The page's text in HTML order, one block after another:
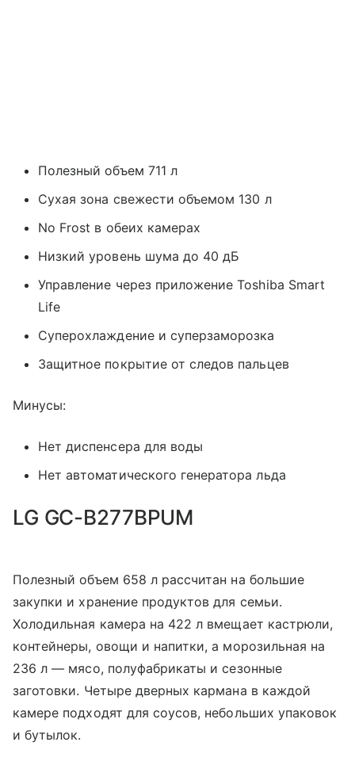
Полезный объем 711 л
Сухая зона свежести объемом 130 л
No Frost в обеих камерах
Низкий уровень шума до 40 дБ
Управление через приложение Toshiba Smart
Life
Суперохлаждение и суперзаморозка
Защитное покрытие от следов пальцев
Минусы:
Нет диспенсера для воды
Нет автоматического генератора льда
LG GC-B277BPUM
Полезный объем 658 л рассчитан на большие
закупки и хранение продуктов для семьи.
Холодильная камера на 422 л вмещает кастрюли,
контейнеры, овощи и напитки, а морозильная на
236 л — мясо, полуфабрикаты и сезонные
заготовки. Четыре дверных кармана в каждой
камере подходят для соусов, небольших упаковок
и бутылок.